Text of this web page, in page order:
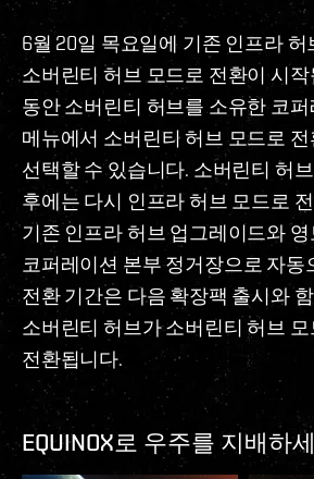
6월 20일 목요일에 기존 인프라 허
소버린티 허브 모드로 전환이 시
동안 소버린티 허브를 소유한 코
메뉴에서 소버린티 허브 모드로
선택할 수 있습니다. 소버린티 허
후에는 다시 인프라 허브 모드로
기존 인프라 허브 업그레이드와
코퍼레이션 본부 정거장으로 자동
전환 기간은 다음 확장팩 출시와
소버린티 허브가 소버린티 허브
전환됩니다.
EQUINOX로 우주를 지배하